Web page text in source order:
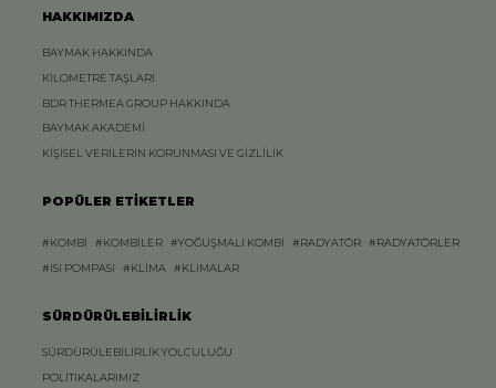
HAKKIMIZDA
BAYMAK HAKKINDA
KİLOMETRE TAŞLARI
BDR THERMEA GROUP HAKKINDA
BAYMAK AKADEMİ
KİŞİSEL VERİLERİN KORUNMASI VE GİZLİLİK
POPÜLER ETİKETLER
#KOMBİ #KOMBİLER #YOĞUŞMALI KOMBİ #RADYATÖR #RADYATÖRLER
#ISI POMPASI #KLİMA #KLİMALAR
SÜRDÜRÜLEBİLİRLİK
SÜRDÜRÜLEBİLİRLİK YOLCULUĞU
POLİTİKALARIMIZ